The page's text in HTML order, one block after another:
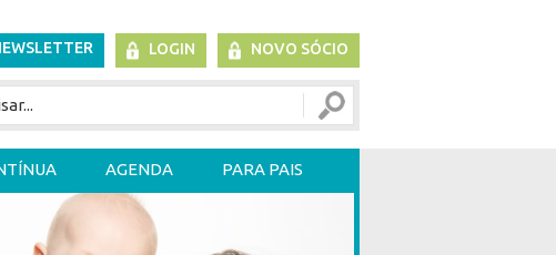
LOGIN NOVO SÓCIO
AGENDA PARA PAIS